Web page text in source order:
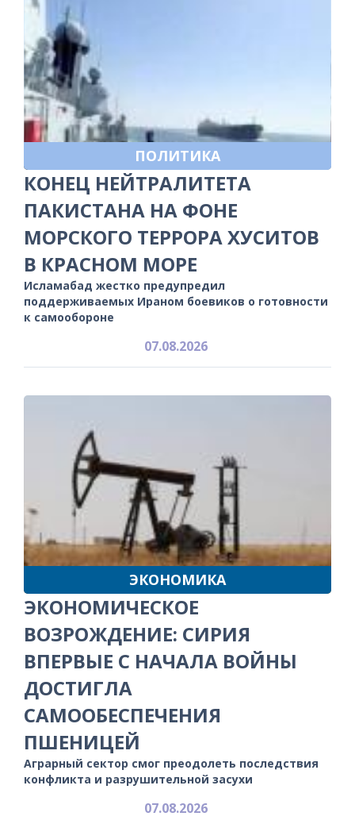
ПОЛИТИКА
КОНЕЦ НЕЙТРАЛИТЕТА
ПАКИСТАНА НА ФОНЕ
МОРСКОГО ТЕРРОРА ХУСИТОВ
В КРАСНОМ МОРЕ
Исламабад жестко предупредил
поддерживаемых Ираном боевиков о готовности
к самообороне
07.08.2026
ЭКОНОМИКА
ЭКОНОМИЧЕСКОЕ
ВОЗРОЖДЕНИЕ: СИРИЯ
ВПЕРВЫЕ С НАЧАЛА ВОЙНЫ
ДОСТИГЛА
САМООБЕСПЕЧЕНИЯ
ПШЕНИЦЕЙ
Аграрный сектор смог преодолеть последствия
конфликта и разрушительной засухи
07.08.2026